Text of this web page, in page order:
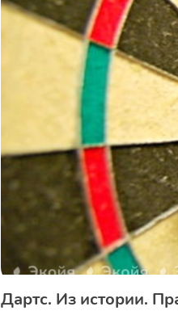
Дартс. Из истории.